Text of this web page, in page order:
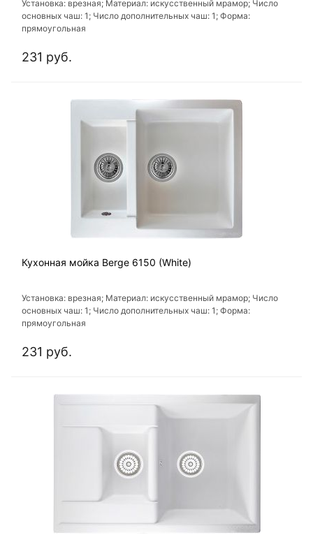
Установка: врезная; Материал: искусственный мрамор; Число
основных чаш: 1; Число дополнительных чаш: 1; Форма:
прямоугольная
231 руб.
Кухонная мойка Berge 6150 (White)
Установка: врезная; Материал: искусственный мрамор; Число
основных чаш: 1; Число дополнительных чаш: 1; Форма:
прямоугольная
231 руб.